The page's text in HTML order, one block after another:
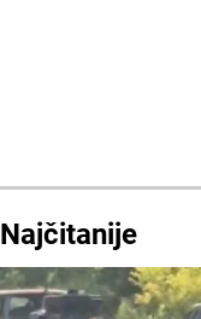
Najčitanije